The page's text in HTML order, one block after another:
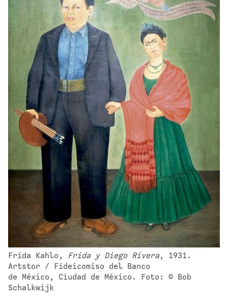
Frida Kahlo, Frida y Diego Rivera, 1931.
Artstor / Fideicomiso del Banco
de México, Ciudad de México. Foto: © Bob
Schalkwijk